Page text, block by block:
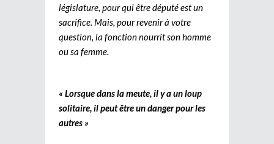
législature, pour qui être député est un
sacrifice. Mais, pour revenir à votre
question, la fonction nourrit son homme
ou sa femme.
« Lorsque dans la meute, il y a un loup
solitaire, il peut être un danger pour les
autres »